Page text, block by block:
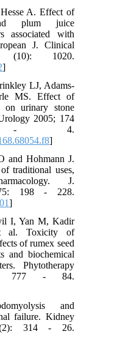
Hesse A. Effect of
and plum juice
associated with
J. Clinical
(10): 1020.
Brinkley LJ, Adams-
MS. Effect of
on urinary stone
Urology 2005; 174
- 4.
O and Hohmann J.
of traditional uses,
J.
175: 198 - 228.
I, Yan M, Kadir
et al. Toxicity of
of rumex seed
and biochemical
Phytotherapy
777 - 84.
and
renal failure. Kidney
(2): 314 - 26.